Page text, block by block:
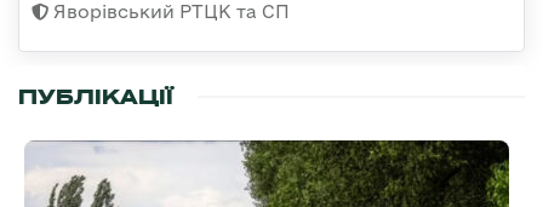
Яворівський РТЦК та СП
ПУБЛІКАЦІЇ